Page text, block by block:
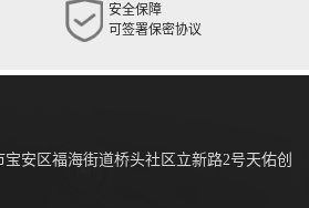
安全保障
可签署保密协议
安区福海街道桥头社区立新路2号天佑创